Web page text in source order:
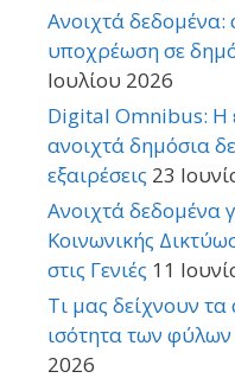
Ανοιχτά δεδομένα:
υποχρέωση σε
Ιουλίου 2026
Digital Omnibus: Η
ανοιχτά δημόσια
εξαιρέσεις 23
Ανοιχτά δεδομένα
Κοινωνικής
στις Γενιές 11
Τι μας δείχνουν
ισότητα των
2026